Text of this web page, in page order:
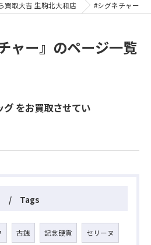
買取大吉 生駒北大和店 #シグネチャー
ャー』のページ一覧
グ をお買取させてい
Tags
古銭 記念硬貨 セリーヌ